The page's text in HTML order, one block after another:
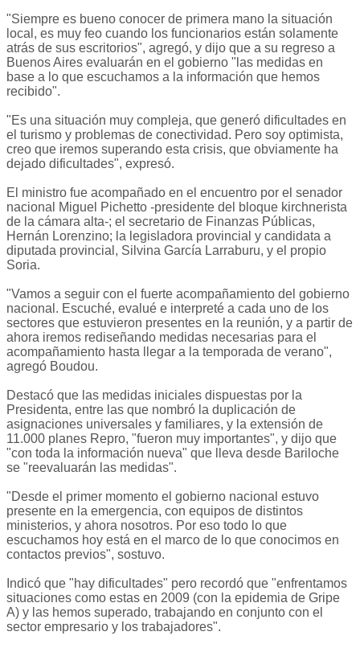
"Siempre es bueno conocer de primera mano la situación
local, es muy feo cuando los funcionarios están solamente
atrás de sus escritorios", agregó, y dijo que a su regreso a
Buenos Aires evaluarán en el gobierno "las medidas en
base a lo que escuchamos a la información que hemos
recibido".
"Es una situación muy compleja, que generó dificultades en
el turismo y problemas de conectividad. Pero soy optimista,
creo que iremos superando esta crisis, que obviamente ha
dejado dificultades", expresó.
El ministro fue acompañado en el encuentro por el senador
nacional Miguel Pichetto -presidente del bloque kirchnerista
de la cámara alta-; el secretario de Finanzas Públicas,
Hernán Lorenzino; la legisladora provincial y candidata a
diputada provincial, Silvina García Larraburu, y el propio
Soria.
"Vamos a seguir con el fuerte acompañamiento del gobierno
nacional. Escuché, evalué e interpreté a cada uno de los
sectores que estuvieron presentes en la reunión, y a partir de
ahora iremos rediseñando medidas necesarias para el
acompañamiento hasta llegar a la temporada de verano",
agregó Boudou.
Destacó que las medidas iniciales dispuestas por la
Presidenta, entre las que nombró la duplicación de
asignaciones universales y familiares, y la extensión de
11.000 planes Repro, "fueron muy importantes", y dijo que
"con toda la información nueva" que lleva desde Bariloche
se "reevaluarán las medidas".
"Desde el primer momento el gobierno nacional estuvo
presente en la emergencia, con equipos de distintos
ministerios, y ahora nosotros. Por eso todo lo que
escuchamos hoy está en el marco de lo que conocimos en
contactos previos", sostuvo.
Indicó que "hay dificultades" pero recordó que "enfrentamos
situaciones como estas en 2009 (con la epidemia de Gripe
A) y las hemos superado, trabajando en conjunto con el
sector empresario y los trabajadores".